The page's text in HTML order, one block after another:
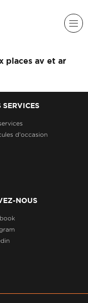
places av et ar
SERVICES
d'occasion
NOUS